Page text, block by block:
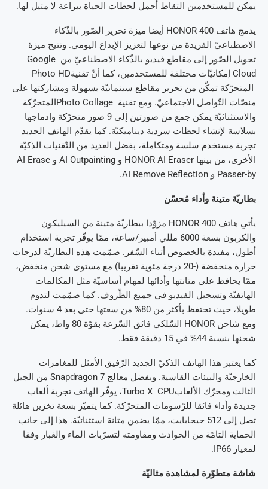
يمكن للمستخدمين التقاط أجمل لحظات الحياة ببراعة لا مثيل لها.
يدمج هاتف HONOR 400 أيضا ميزة تحرير الصّور بالذّكاء
الاصطناعيّ الفريدة من نوعها لتعزيز الإبداع اليومي. وتتيح ميزة
تحويل الصّور إلى مقاطع فيديو بالذّكاء الاصطناعيّ من Google
Cloud إمكانيّات مختلفة للمستخدمين، كما أنّ تقنيةPhoto HD
المتحرّكة تمكّن من تحرير مقاطع سينمائيّة بسهولة ومشاركتها على
منصّات التّواصل الاجتماعيّ. ومع تقنية Photo Collageالمتحرّكة
والاستثنائيّة يمكن جمع من صورتين إلى 9 صور متحرّكة وادماجها
بسلاسة لإنشاء لحظات سردية ديناميكيّة. كما يقدّم الهاتف الجديد
تجربة مستخدم سلسة ومتكاملة، بفضل العديد من التّقنيات الذكيّة
الأخرى، من بينها HONOR AI Eraser و AI Outpainting و AI Erase
Passer-by و AI Remove Reflection.
بطاريّة متينة وأداء مُحسّن
يأتي هاتف HONOR 400 مزوّدا ببطاريّة متينة من السيليكون
والكربون بسعة 6000 مللي أمبير/ساعة، ممّا يوفّر تجربة استخدام
أطول، مفيدة بالخصوص أثناء السّفر. صمّمت هذه البطاريّة لدرجات
حرارة منخفضة (-20 درجة مئوية تقريبا) مع مستوى شحن منخفض،
ممّا يحافظ على متانتها وأدائها لمهام أساسيّة مثل المكالمات
الهاتفيّة وتسجيل الفيديو في جميع الظّروف. كما صمّمت لتدوم
طويلا، حيث تحتفظ بأكثر من 80% من سعتها حتى بعد 4 سنوات.
ومع شاحن HONOR السّلكي فائق السّرعة بقوّة 80 واط، يمكن
شحنها بنسبة 44% في 15 دقيقة فقط.
كما يعتبر هذا الهاتف الذكيّ الجديد الرّفيق الأمثل للمغامرات
الخارجيّة والبيئات القاسية. وبفضل معالج Snapdragon 7 من الجيل
الثالث ومحرّك الألعابTurbo X CPU، يوفّر الهاتف تجربة ألعاب
جديدة وأداء فائقا للرّسومات المتحرّكة. كما يتميّز بسعة تخزين هائلة
تصل إلى 512 جيجابايت، ممّا يضمن متانة استثنائيّة. هذا إلى جانب
الحماية التامّة من الحوادث ومقاومته لتسرّبات الماء والغبار وفقا
لمعيار IP66.
شاشة متطوّرة لمشاهدة مثاليّة